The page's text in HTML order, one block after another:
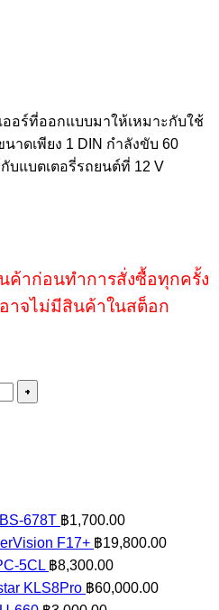
ออร์ที่ออกแบบมาให้เหมาะกับใช้
าดเพียง 1 DIN กำลังขับ 60
บแบตเตอรี่รถยนต์ที่ 12 V
ค้าก่อนทำการสั่งซื้อทุกครั้ง
อาจไม่มีสินค้าในสต็อก
678T ฿1,700.00
F17+ ฿19,800.00
5CL ฿8,300.00
KLS8Pro ฿60,000.00